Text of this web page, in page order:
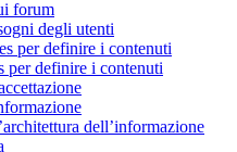
forum
degli utenti
per definire i contenuti
per definire i contenuti
dell’informazione